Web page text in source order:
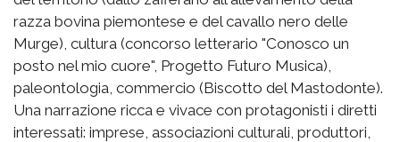
razza bovina piemontese e del cavallo nero delle
Murge), cultura (concorso letterario "Conosco un
posto nel mio cuore", Progetto Futuro Musica),
paleontologia, commercio (Biscotto del Mastodonte).
Una narrazione ricca e vivace con protagonisti i diretti
interessati: imprese, associazioni culturali, produttori,